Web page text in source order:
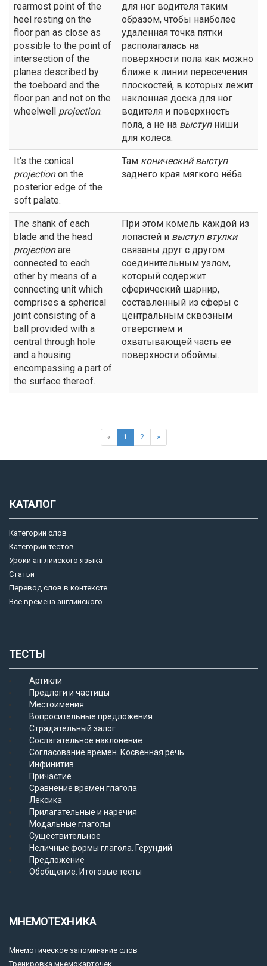
rearmost point of the
heel resting on the
floor pan as close as
possible to the point of
intersection of the
planes described by
the toeboard and the
floor pan and not on the
wheelwell projection.
для ног водителя таким
образом, чтобы наиболее
удаленная точка пятки
располагалась на
поверхности пола как можно
ближе к линии пересечения
плоскостей, в которых лежит
наклонная доска для ног
водителя и поверхность
пола, а не на выступниши
для колеса.
It's the conical
projectionon the
posterior edge of the
soft palate.
Там конический выступ
заднего края мягкого нёба.
The shank of each
blade and the head
projectionare
connected to each
other by means of a
connecting unit which
comprises a spherical
joint consisting of a
ball provided with a
central through hole
and a housing
encompassing a part of
the surface thereof.
При этом комель каждой из
лопастей и выступвтулки
связаны друг с другом
соединительным узлом,
который содержит
сферический шарнир,
составленный из сферы с
центральным сквозным
отверстием и
охватывающей часть ее
поверхности обоймы.
« 1 2 »
КАТАЛОГ
Категории слов
Категории тестов
Уроки английского языка
Статьи
Перевод слов в контексте
Все времена английского
ТЕСТЫ
Артикли
Предлоги и частицы
Местоимения
Вопросительные предложения
Страдательный залог
Сослагательное наклонение
Согласование времен. Косвенная речь.
Инфинитив
Причастие
Сравнение времен глагола
Лексика
Прилагательные и наречия
Модальные глаголы
Существительное
Неличные формы глагола. Герундий
Предложение
Обобщение. Итоговые тесты
МНЕМОТЕХНИКА
Мнемотическое запоминание слов
Тренировка мнемокарточек